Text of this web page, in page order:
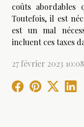
coûts abordables
Toutefois, il est
est un mal
incluent ces taxes
27 février 2023 10:08